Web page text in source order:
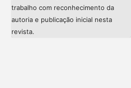
trabalho com reconhecimento da
autoria e publicação inicial nesta
revista.